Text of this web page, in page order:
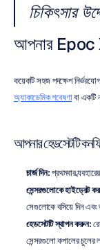
চিকিৎসার
আপনার Epoc
অ্যাকাডেমিক গবেষণা বা একটি
আপনার হেডসেটটি
চার্জ দিন: প্রথমবার
সেন্সরগুলোকে হাইড্রেট
সেগুলোকে বসিয়ে দিন
হেডসেটটি স্থাপন করুন:
সেন্সরগুলো কপালের চুলের